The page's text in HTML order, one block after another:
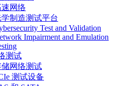
速网络
制造测试平台
Test and Validation
Impairment and Emulation
测试
储网络测试
测试设备